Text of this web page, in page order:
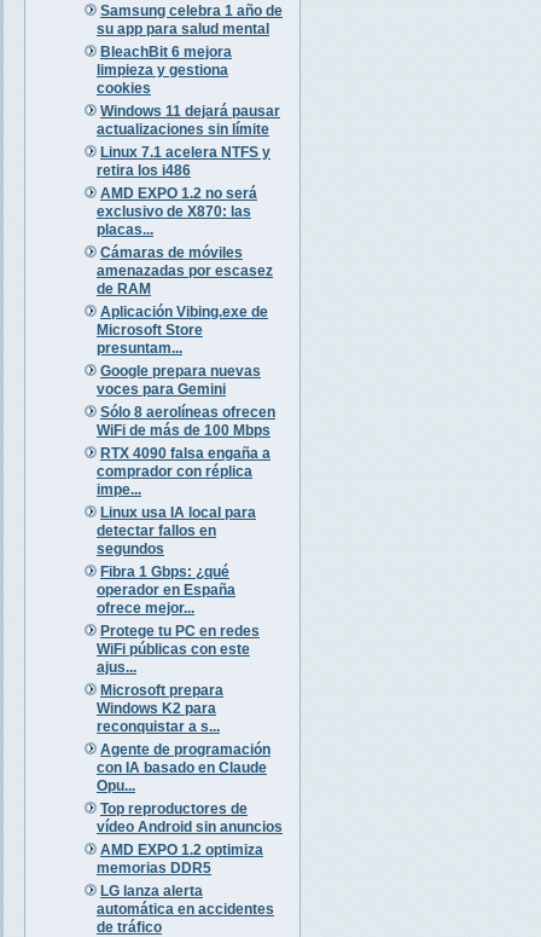
Samsung celebra 1 año de
su app para salud mental
BleachBit 6 mejora
limpieza y gestiona
cookies
Windows 11 dejará pausar
actualizaciones sin límite
Linux 7.1 acelera NTFS y
retira los i486
AMD EXPO 1.2 no será
exclusivo de X870: las
placas...
Cámaras de móviles
amenazadas por escasez
de RAM
Aplicación Vibing.exe de
Microsoft Store
presuntam...
Google prepara nuevas
voces para Gemini
Sólo 8 aerolíneas ofrecen
WiFi de más de 100 Mbps
RTX 4090 falsa engaña a
comprador con réplica
impe...
Linux usa IA local para
detectar fallos en
segundos
Fibra 1 Gbps: ¿qué
operador en España
ofrece mejor...
Protege tu PC en redes
WiFi públicas con este
ajus...
Microsoft prepara
Windows K2 para
reconquistar a s...
Agente de programación
con IA basado en Claude
Opu...
Top reproductores de
vídeo Android sin anuncios
AMD EXPO 1.2 optimiza
memorias DDR5
LG lanza alerta
automática en accidentes
de tráfico